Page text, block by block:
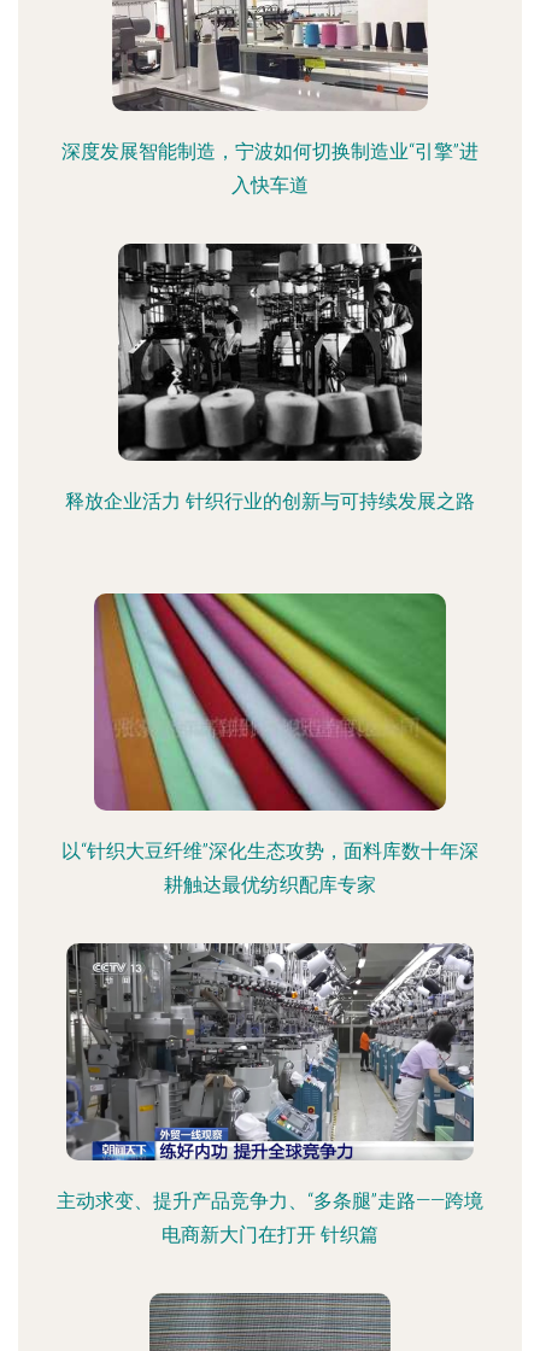
深度发展智能制造，宁波如何切换制造业“引擎”进
入快车道
释放企业活力 针织行业的创新与可持续发展之路
以“针织大豆纤维”深化生态攻势，面料库数十年深
耕触达最优纺织配库专家
主动求变、提升产品竞争力、“多条腿”走路——跨境
电商新大门在打开 针织篇